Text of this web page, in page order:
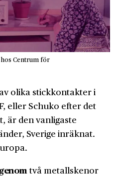
Centrum för
olika stickkontakter i
eller Schuko efter det
är den vanligaste
Sverige inräknat.
två metallskenor